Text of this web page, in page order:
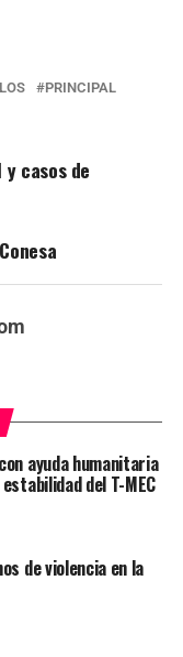
PRINCIPAL
casos de
ayuda humanitaria
del T-MEC
de violencia en la